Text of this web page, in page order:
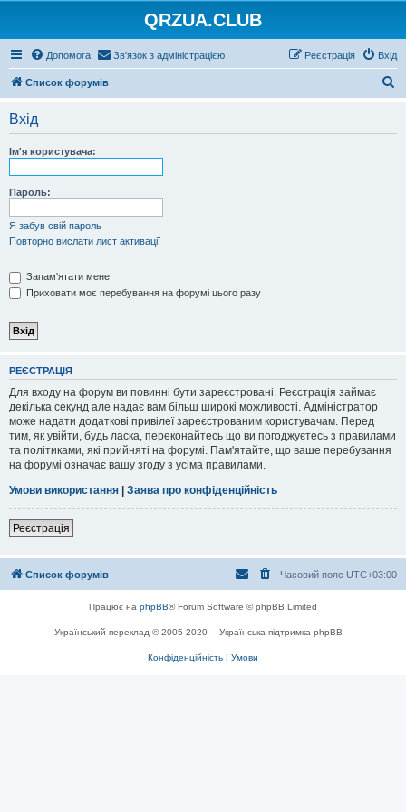
QRZUA.CLUB
Допомога Зв'язок з адміністрацією Вхід
Реєстрація
Список форумів
Вхід
Ім'я користувача:
Пароль:
Я забув свій пароль
Повторно вислати лист активації
Запам'ятати мене
Приховати моє перебування на форумі цього разу
РЕЄСТРАЦІЯ
Для входу на форум ви повинні бути зареєстровані. Реєстрація займає
декілька секунд але надає вам більш широкі можливості. Адміністратор
може надати додаткові привілеї зареєстрованим користувачам. Перед
тим, як увійти, будь ласка, переконайтесь що ви погоджуєтесь з правилами
та політиками, які прийняті на форумі. Пам'ятайте, що ваше перебування
на форумі означає вашу згоду з усіма правилами.
Умови використання | Заява про конфіденційність
Реєстрація
Список форумів Часовий пояс UTC+03:00
Працює на phpBB® Forum Software © phpBB Limited
Український переклад © 2005-2020 Українська підтримка phpBB
Конфіденційність | Умови